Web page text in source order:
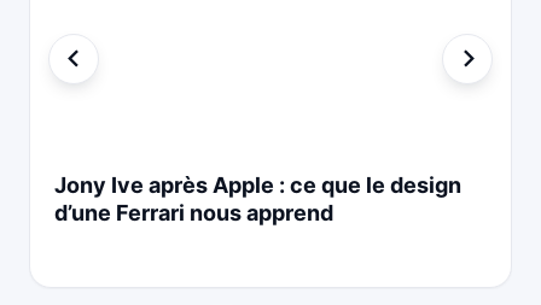
Jony Ive après Apple : ce que le design
d’une Ferrari nous apprend